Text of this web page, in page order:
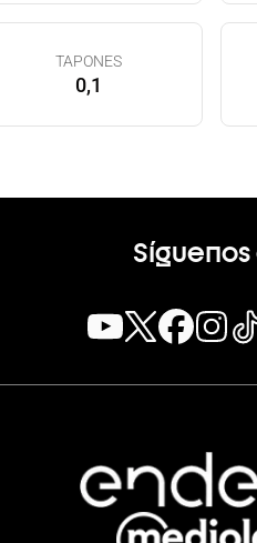
TAPONES
0,1
Síguenos